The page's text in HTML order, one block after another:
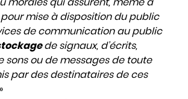
mise à disposition du public
de communication au public
de signaux, d’écrits,
sons ou de messages de toute
par des destinataires de ces